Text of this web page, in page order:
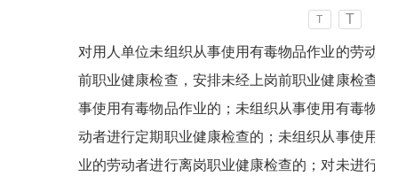
T T
对用人单位未组织从事使用有毒物品作业的劳动者
前职业健康检查，安排未经上岗前职业健康检查的
事使用有毒物品作业的；未组织从事使用有毒物品
动者进行定期职业健康检查的；未组织从事使用有
业的劳动者进行离岗职业健康检查的；对未进行离